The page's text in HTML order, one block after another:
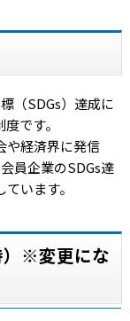
（SDGs）達成に
です。
や経済界に発信
員企業のSDGs達
います。
）※変更にな